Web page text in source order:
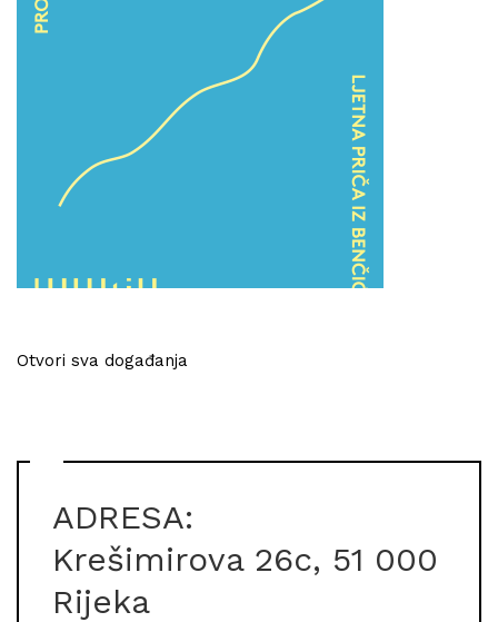
Otvori sva događanja
ADRESA:
Krešimirova 26c, 51 000
Rijeka